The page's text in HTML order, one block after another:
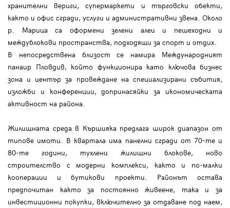
хранителни вериги, супермаркети и търговски обекти,
както и офис сгради, услуги и административни звена. Около
р. Марица са оформени зелени алеи и пешеходни и
междублокови пространства, подходящи за спорт и отдих.
В непосредствена близост се намира Международният
панаир Пловдив, който функционира като ключова бизнес
зона и център за провеждане на специализирани събития,
изложби и конференции, допринасяйки за икономическата
активност на района.
Жилищната среда в Кършияка предлага широк диапазон от
типове имоти. В квартала има панелни сгради от 70-те и
80-те години, тухлени жилищни блокове, ново
строителство с модерни комплекси, както и по-малки
кооперации и бутикови проекти. Районът остава
предпочитан както за постоянно живеене, така и за
инвестиционни покупки, включително за отдаване под наем,